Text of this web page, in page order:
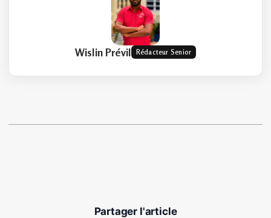
Wislin Prévil Rédacteur Senior
Partager l'article